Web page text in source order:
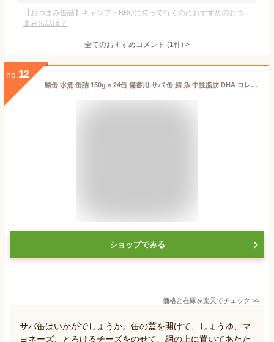
【おつまみ缶詰】キャンプ・BBQに持って行くのにおすすめのおつ
まみ缶詰は？
全てのおすすめコメント (1件) >
no. 12
鯖缶 水煮 缶詰 150g × 24缶 備蓄用 サバ 缶 鯖 魚 中性脂肪 DHA コレステロール 血液 サラサラ 非常食 炊き込みご飯 おつまみ まとめ買い アテ 酒の肴 業務用 防災 長期保存食 カルシウム サヴァ缶 さばかん
ショップでみる
価格と在庫を楽天でチェック >>
サバ缶はいかがでしょうか。缶の蓋を開けて、しょうゆ、マ
ヨネーズ、とろけるチーズをのせて、網の上に置いてあたた